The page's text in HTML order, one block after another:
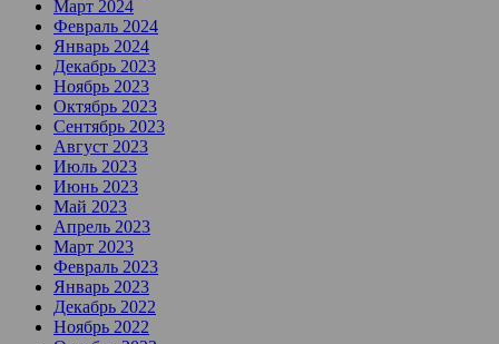
Март 2024
Февраль 2024
Январь 2024
Декабрь 2023
Ноябрь 2023
Октябрь 2023
Сентябрь 2023
Август 2023
Июль 2023
Июнь 2023
Май 2023
Апрель 2023
Март 2023
Февраль 2023
Январь 2023
Декабрь 2022
Ноябрь 2022